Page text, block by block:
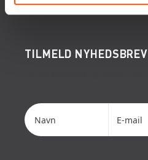
TILMELD NYHEDSBREV